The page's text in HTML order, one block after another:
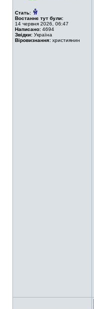
Стать:
Востаннє тут були:
14 червня 2026, 06:47
Написано: 4694
Звідки: Україна
Віровизнання: християнин